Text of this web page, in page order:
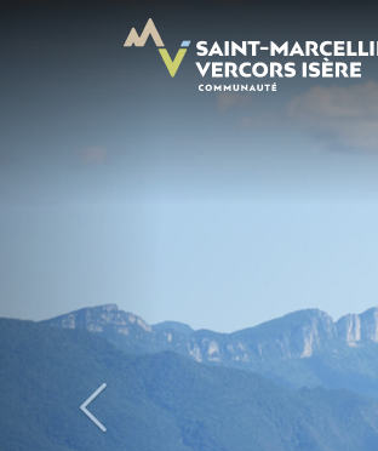
Panneau de gestion des cookies